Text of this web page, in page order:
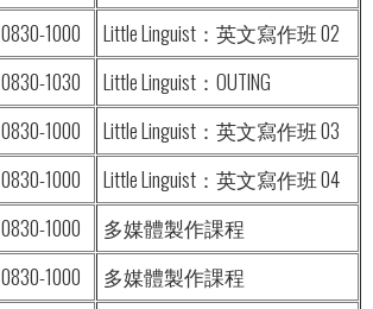
0830-1000
Little Linguist：英文寫作班 02
0830-1030
Little Linguist：OUTING
0830-1000
Little Linguist：英文寫作班 03
0830-1000
Little Linguist：英文寫作班 04
0830-1000
多媒體製作課程
0830-1000
多媒體製作課程